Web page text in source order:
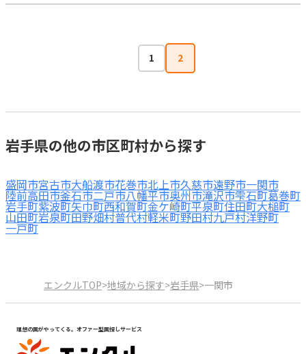
1 2
岩手県の他の市区町村から探す
盛岡市宮古市大船渡市花巻市北上市久慈市遠野市一関市
陸前高田市釜石市二戸市八幡平市奥州市滝沢市雫石町葛巻町
岩手町紫波町矢巾町西和賀町金ケ崎町平泉町住田町大槌町
山田町岩泉町田野畑村普代村軽米町野田村九戸村洋野町
一戸町
エンクルTOP>地域から探す>岩手県>一関市
理想の園がやってくる。オファー型園探しサービス